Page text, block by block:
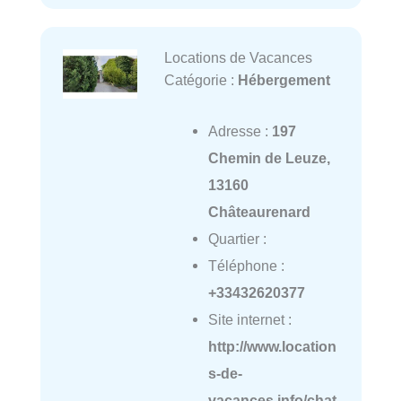
Locations de Vacances
Catégorie : Hébergement
Adresse : 197
Chemin de Leuze,
13160
Châteaurenard
Quartier :
Téléphone :
+33432620377
Site internet :
http://www.location
s-de-